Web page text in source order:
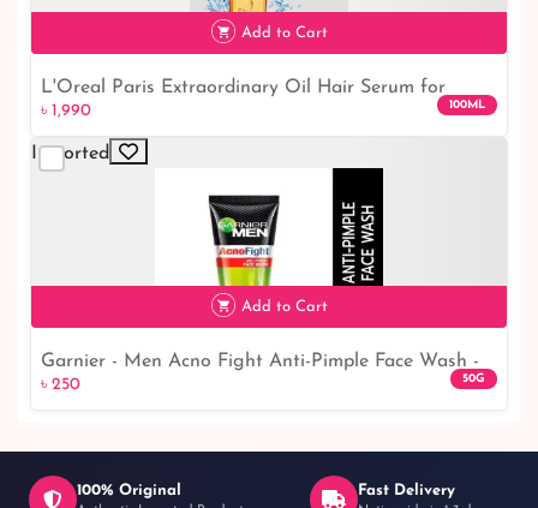
৳ 1,990
Add to Cart
L'Oreal Paris Extraordinary Oil Hair Serum for
Women and Men, 100 ml
৳ 1,990 100ML
Imported
Add to Cart
Garnier - Men Acno Fight Anti-Pimple Face Wash -
50gm
৳ 250 50G
100% Original Fast Delivery